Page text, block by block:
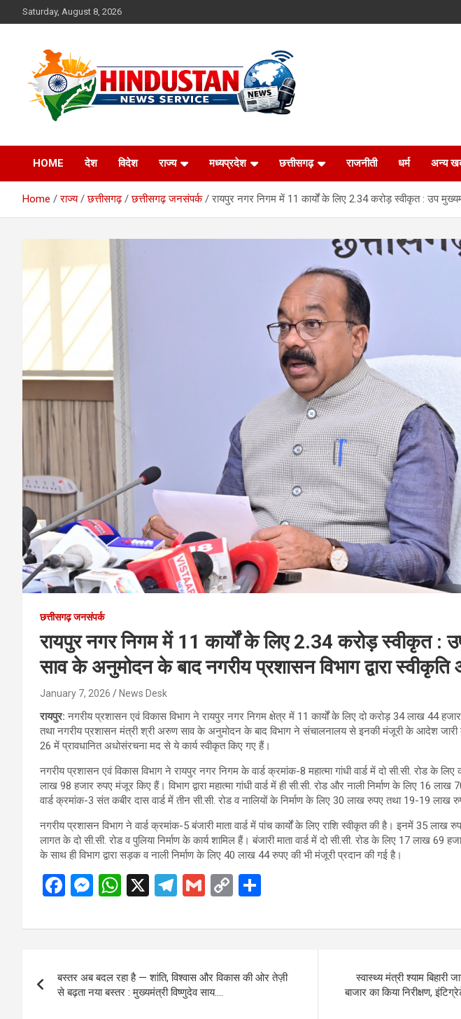
to
Saturday, August 8, 2026
Hindustan News
Service
HOME देश विदेश राज्य मध्यप्रदेश छत्तीसगढ़ राजनीती धर्म अन्य
Home राज्य छत्तीसगढ़ छत्तीसगढ़ जनसंपर्क रायपुर नगर निगम में 11 कार्यों के लिए 2.34 करोड़ स्वीकृत : उप
छत्तीसगढ़ जनसंपर्क
रायपुर नगर निगम में 11 कार्यों के लिए 2.34 करोड़ स्वीकृत :
साव के अनुमोदन के बाद नगरीय प्रशासन विभाग द्वारा
January 7, 2026 News Desk
रायपुर:नगरीय प्रशासन एवं विकास विभाग ने रायपुर नगर निगम क्षेत्र में 11 कार्यों के लिए दो करोड़ 34 लाख 44
तथा नगरीय प्रशासन मंत्री श्री अरुण साव के अनुमोदन के बाद विभाग ने संचालनालय से इनकी मंजूरी के आदेश जारी
26 में प्रावधानित अधोसंरचना मद से ये कार्य स्वीकृत किए गए हैं।
नगरीय प्रशासन एवं विकास विभाग ने रायपुर नगर निगम के वार्ड क्रमांक-8 महात्मा गांधी वार्ड में दो सी.सी. रोड के
लाख 98 हजार रुपए मंजूर किए हैं। विभाग द्वारा महात्मा गांधी वार्ड में ही सी.सी. रोड और नाली निर्माण के लिए 16
वार्ड क्रमांक-3 संत कबीर दास वार्ड में तीन सी.सी. रोड व नालियों के निर्माण के लिए 30 लाख रुपए तथा 19-19 लाख
नगरीय प्रशासन विभाग ने वार्ड क्रमांक-5 बंजारी माता वार्ड में पांच कार्यों के लिए राशि स्वीकृत की है। इनमें 35
लागत के दो सी.सी. रोड व पुलिया निर्माण के कार्य शामिल हैं। बंजारी माता वार्ड में दो सी.सी. रोड के लिए 17 लाख
के साथ ही विभाग द्वारा सड़क व नाली निर्माण के लिए 40 लाख 44 रुपए की भी मंजूरी प्रदान की गई है।
F
ce
o
o
M
se
g
er
W
at
A
p
X
T
e
a
m
G
ail
C
py
n
ar
navigation
बस्तर अब बदल रहा है — शांति, विश्वास और विकास की ओर तेज़ी
से बढ़ता नया बस्तर : मुख्यमंत्री विष्णुदेव साय….
स्वास्थ्य मंत्री श्याम
बाजार का किया निरीक्षण,